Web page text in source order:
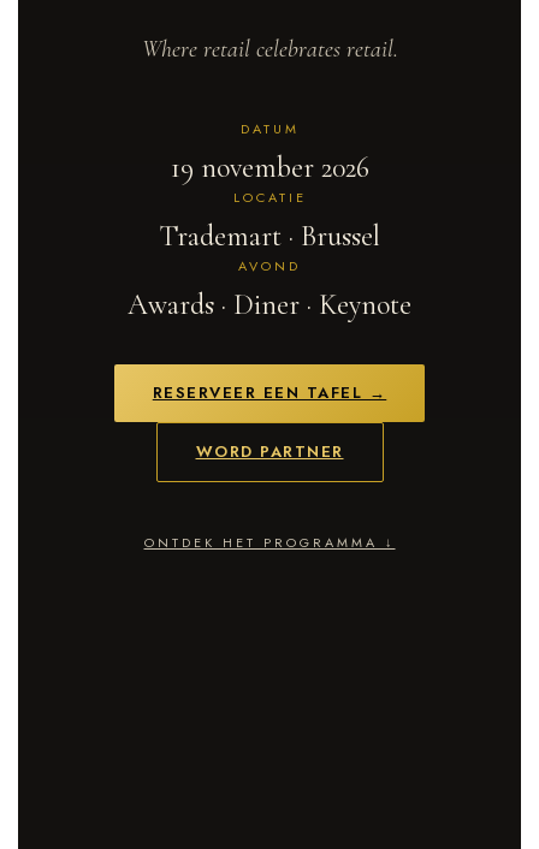
Where retail celebrates retail.
DATUM
19 november 2026
LOCATIE
Trademart · Brussel
AVOND
Awards · Diner · Keynote
RESERVEER EEN TAFEL →
WORD PARTNER
ONTDEK HET PROGRAMMA ↓